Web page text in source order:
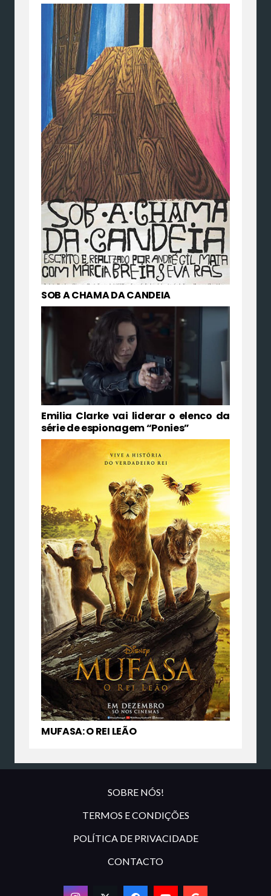
SOB A CHAMA DA CANDEIA
Emilia Clarke vai liderar o elenco da
série de espionagem “Ponies”
MUFASA: O REI LEÃO
SOBRE NÓS!
TERMOS E CONDIÇÕES
POLÍTICA DE PRIVACIDADE
CONTACTO